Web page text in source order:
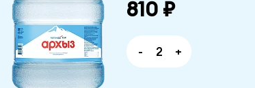
810 ₽
- +